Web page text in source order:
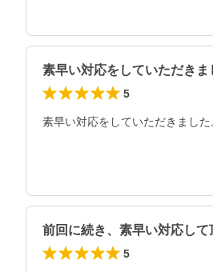
素早い対応をしていただき
5
素早い対応をしていただきまし
前回に続き、素早い対応し
5